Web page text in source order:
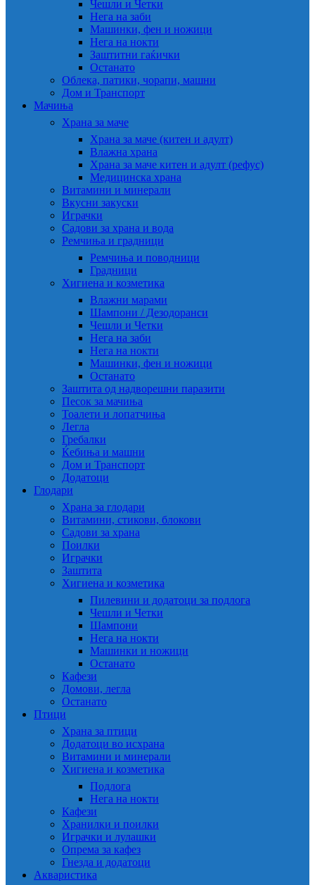
Чешли и Четки
Нега на заби
Машинки, фен и ножици
Нега на нокти
Заштитни гаќички
Останато
Облека, патики, чорапи, машни
Дом и Транспорт
Мачиња
Храна за маче
Храна за маче (китен и адулт)
Влажна храна
Храна за маче китен и адулт (рефус)
Медицинска храна
Витамини и минерали
Вкусни закуски
Играчки
Садови за храна и вода
Ремчиња и градници
Ремчиња и поводници
Градници
Хигиена и козметика
Влажни марами
Шампони / Дезодоранси
Чешли и Четки
Нега на заби
Нега на нокти
Машинки, фен и ножици
Останато
Заштита од надворешни паразити
Песок за мачиња
Тоалети и лопатчиња
Легла
Гребалки
Ќебиња и машни
Дом и Транспорт
Додатоци
Глодари
Храна за глодари
Витамини, стикови, блокови
Садови за храна
Поилки
Играчки
Заштита
Хигиена и козметика
Пилевини и додатоци за подлога
Чешли и Четки
Шампони
Нега на нокти
Машинки и ножици
Останато
Кафези
Домови, легла
Останато
Птици
Храна за птици
Додатоци во исхрана
Витамини и минерали
Хигиена и козметика
Подлога
Нега на нокти
Кафези
Хранилки и поилки
Играчки и лулашки
Опрема за кафез
Гнезда и додатоци
Акваристика